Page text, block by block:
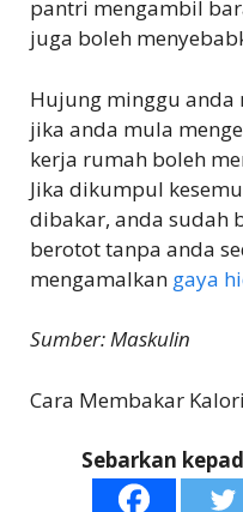
pantri mengambil
juga boleh
Hujung minggu
jika anda mula
kerja rumah boleh
Jika dikumpul
dibakar, anda sudah
berotot tanpa anda
mengamalkan gaya
Sumber: Maskulin
Cara Membakar Kalori
Sebarkan